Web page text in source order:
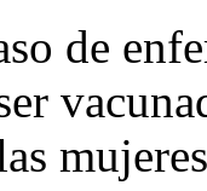
de